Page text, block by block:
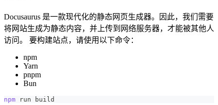
Docusaurus 是一款现代化的静态网页生成器。因此，我们需要
将网站生成为静态内容，并上传到网络服务器，才能被其他人
访问。 要构建站点，请使用以下命令：
npm
Yarn
pnpm
Bun
npm run build